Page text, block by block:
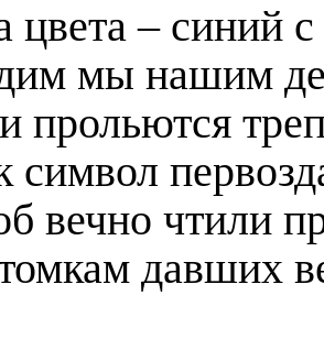
цвета – синий
мы нашим
прольются
символ
вечно чтили
давших